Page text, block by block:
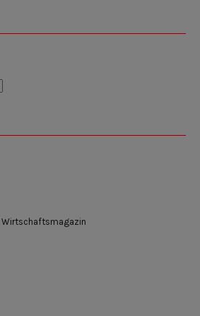
Wirtschaftsmagazin